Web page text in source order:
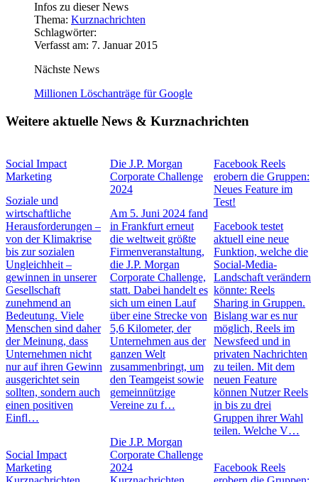
Infos zu dieser News
Thema: Kurznachrichten
Schlagwörter:
Verfasst am: 7. Januar 2015
Nächste News
Millionen Löschanträge für Google
Weitere aktuelle News & Kurznachrichten
Social Impact
Marketing
Soziale und
wirtschaftliche
Herausforderungen –
von der Klimakrise
bis zur sozialen
Ungleichheit –
gewinnen in unserer
Gesellschaft
zunehmend an
Bedeutung. Viele
Menschen sind daher
der Meinung, dass
Unternehmen nicht
nur auf ihren Gewinn
ausgerichtet sein
sollten, sondern auch
einen positiven
Einfl…
Social Impact
Marketing
Die J.P. Morgan
Corporate Challenge
2024
Am 5. Juni 2024 fand
in Frankfurt erneut
die weltweit größte
Firmenveranstaltung,
die J.P. Morgan
Corporate Challenge,
statt. Dabei handelt es
sich um einen Lauf
über eine Strecke von
5,6 Kilometer, der
Unternehmen aus der
ganzen Welt
zusammenbringt, um
den Teamgeist sowie
gemeinnützige
Vereine zu f…
Die J.P. Morgan
Corporate Challenge
2024
Facebook Reels
erobern die Gruppen:
Neues Feature im
Test!
Facebook testet
aktuell eine neue
Funktion, welche die
Social-Media-
Landschaft verändern
könnte: Reels
Sharing in Gruppen.
Bislang war es nur
möglich, Reels im
Newsfeed und in
privaten Nachrichten
zu teilen. Mit dem
neuen Feature
können Nutzer Reels
in bis zu drei
Gruppen ihrer Wahl
teilen. Welche V…
Facebook Reels